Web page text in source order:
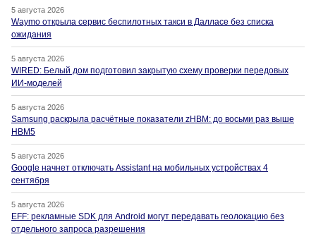
5 августа 2026
Waymo открыла сервис беспилотных такси в Далласе без списка
ожидания
5 августа 2026
WIRED: Белый дом подготовил закрытую схему проверки передовых
ИИ-моделей
5 августа 2026
Samsung раскрыла расчётные показатели zHBM: до восьми раз выше
HBM5
5 августа 2026
Google начнет отключать Assistant на мобильных устройствах 4
сентября
5 августа 2026
EFF: рекламные SDK для Android могут передавать геолокацию без
отдельного запроса разрешения